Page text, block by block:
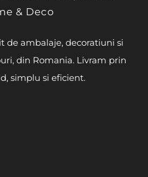
& Deco
de ambalaje, decoratiuni si
din Romania. Livram prin
simplu si eficient.